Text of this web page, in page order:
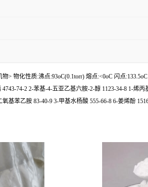
物化性质:沸点:93oC(0.1torr) 熔点:<0oC 闪点
74-2 2-苯基-4-五亚乙基六胺-2-醇 1123-34-8 1-烯丙
基苯乙胺 83-40-9 3-甲基水杨酸 555-66-8 6-姜烯酚